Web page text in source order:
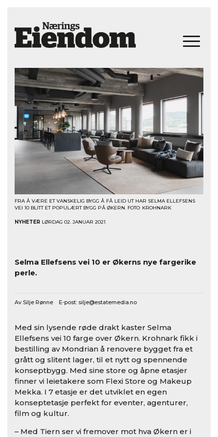
FRA Å VÆRE ET VANSKELIG BYGG Å FÅ LEID UT HAR SELMA ELLEFSENS
VEI 10 BLITT ET POPULÆRT BYGG PÅ ØKERN. FOTO: KROHNARK
NYHETER LØRDAG 02. JANUAR 2021
Selma Ellefsens vei 10 er Økerns nye fargerike
perle.
Av Silje Rønne E-post: silje@estatemedia.no
Med sin lysende røde drakt kaster Selma
Ellefsens vei 10 farge over Økern. Krohnark fikk i
bestilling av Mondrian å renovere bygget fra et
grått og slitent lager, til et nytt og spennende
konseptbygg. Med sine store og åpne etasjer
finner vi leietakere som Flexi Store og Makeup
Mekka. I 7 etasje er det utviklet en egen
konseptetasje perfekt for eventer, agenturer,
film og kultur.
– Med Tiern ser vi fremover mot hva Økern er i